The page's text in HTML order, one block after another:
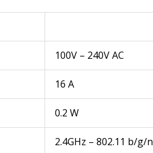
100V – 240V AC
16 A
0.2 W
2.4GHz – 802.11 b/g/n